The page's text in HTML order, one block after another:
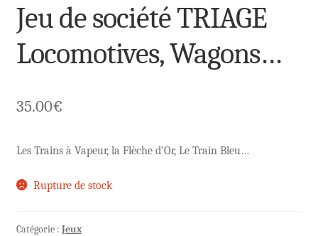
Jeu de société TRIAGE
Locomotives, Wagons…
35.00€
Les Trains à Vapeur, la Flèche d’Or, Le Train Bleu…
Rupture de stock
Catégorie : Jeux